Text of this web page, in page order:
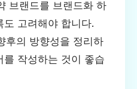
브랜드를 브랜드화 하
도 고려해야 합니다.
후의 방향성을 정리하
를 작성하는 것이 좋습